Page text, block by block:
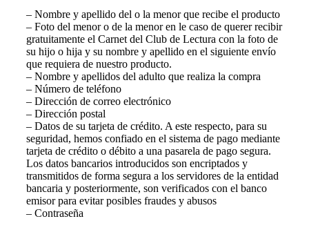
– Nombre y apellido del o la menor que recibe el producto
– Foto del menor o de la menor en le caso de querer recibir
gratuitamente el Carnet del Club de Lectura con la foto de
su hijo o hija y su nombre y apellido en el siguiente envío
que requiera de nuestro producto.
– Nombre y apellidos del adulto que realiza la compra
– Número de teléfono
– Dirección de correo electrónico
– Dirección postal
– Datos de su tarjeta de crédito. A este respecto, para su
seguridad, hemos confiado en el sistema de pago mediante
tarjeta de crédito o débito a una pasarela de pago segura.
Los datos bancarios introducidos son encriptados y
transmitidos de forma segura a los servidores de la entidad
bancaria y posteriormente, son verificados con el banco
emisor para evitar posibles fraudes y abusos
– Contraseña